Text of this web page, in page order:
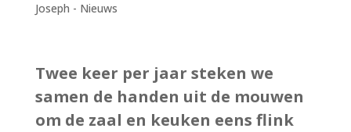
Joseph - Nieuws
Twee keer per jaar steken we
samen de handen uit de mouwen
om de zaal en keuken eens flink